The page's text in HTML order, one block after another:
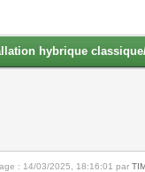
hybrique
: 14/03/2025, 18:16:01 par